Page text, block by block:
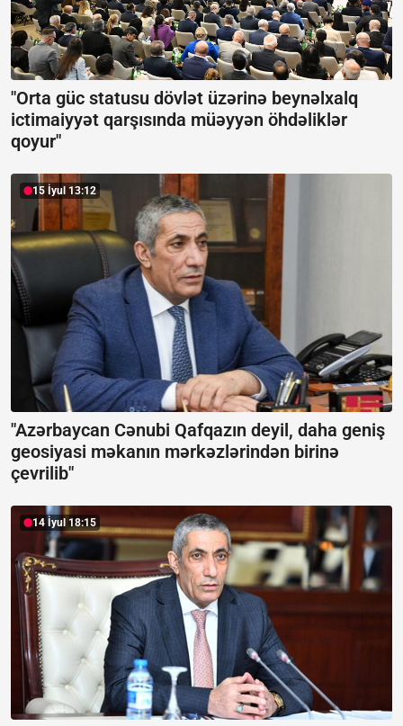
"Orta güc statusu dövlət üzərinə beynəlxalq
ictimaiyyət qarşısında müəyyən öhdəliklər
qoyur"
15 İyul 13:12
"Azərbaycan Cənubi Qafqazın deyil, daha geniş
geosiyasi məkanın mərkəzlərindən birinə
çevrilib"
14 İyul 18:15